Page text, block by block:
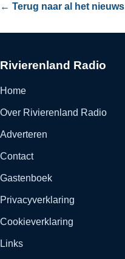
← Terug naar al het nieuws
Rivierenland Radio
Home
Over Rivierenland Radio
Adverteren
Contact
Gastenboek
Privacyverklaring
Cookieverklaring
Links